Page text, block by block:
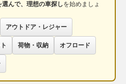
んで、理想の車探しを始めましょ
アウトドア・レジャー
荷物・収納 オフロード